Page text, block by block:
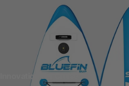
Innovation der